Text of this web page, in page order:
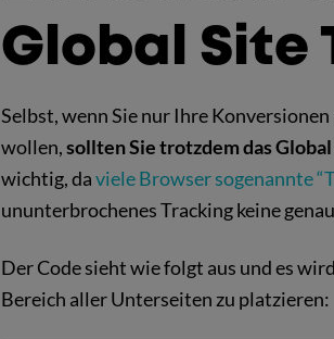
Global Site
Selbst, wenn Sie nur Ihre
wollen,sollten Sie trotzdem das
wichtig, daviele Browser sogenannte
ununterbrochenes Tracking keine
Der Code sieht wie folgt aus und es
Bereich aller Unterseiten zu platzieren: